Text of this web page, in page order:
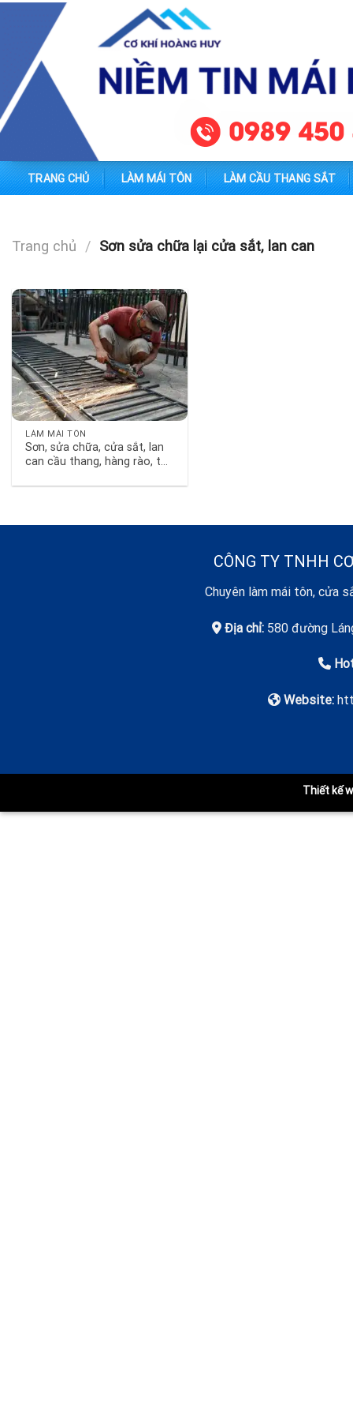
content
TRANG CHỦ LÀM MÁI TÔN LÀM CẦU THANG SẮT
Trang chủ / Sơn sửa chữa lại cửa sắt, lan can
LÀM MÁI TÔN
Sơn, sửa chữa, cửa sắt, lan
can cầu thang, hàng rào, tại
CÔNG TY TNHH
Chuyên làm mái tôn, cửa
Địa chỉ: 580 đường
Website:
Thiết kế